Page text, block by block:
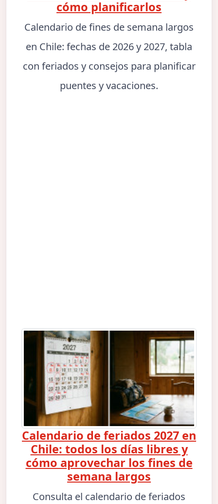
cómo planificarlos
Calendario de fines de semana largos
en Chile: fechas de 2026 y 2027, tabla
con feriados y consejos para planificar
puentes y vacaciones.
Calendario de feriados 2027 en
Chile: todos los días libres y
cómo aprovechar los fines de
semana largos
Consulta el calendario de feriados